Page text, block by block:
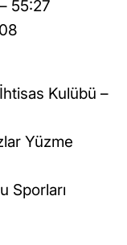
55:27
Kulübü –
Yüzme
Sporları